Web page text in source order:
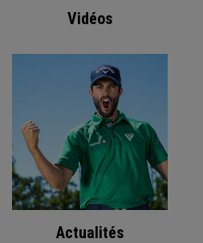
Vidéos
Actualités